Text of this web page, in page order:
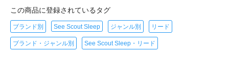
この商品に登録されているタグ
ブランド別 See Scout Sleep ジャンル別 リード
ブランド・ジャンル別 See Scout Sleep・リード